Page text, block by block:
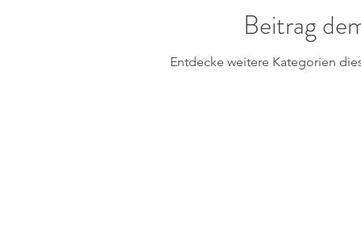
Beitrag
Entdecke weitere Kategorien